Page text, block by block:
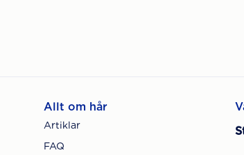
Allt om hår
Artiklar
FAQ